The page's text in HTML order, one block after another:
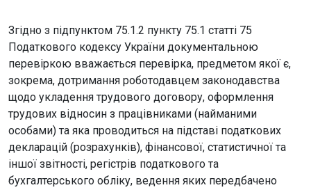
Згідно з підпунктом 75.1.2 пункту 75.1 статті 75
Податкового кодексу України документальною
перевіркою вважається перевірка, предметом якої є,
зокрема, дотримання роботодавцем законодавства
щодо укладення трудового договору, оформлення
трудових відносин з працівниками (найманими
особами) та яка проводиться на підставі податкових
декларацій (розрахунків), фінансової, статистичної та
іншої звітності, регістрів податкового та
бухгалтерського обліку, ведення яких передбачено